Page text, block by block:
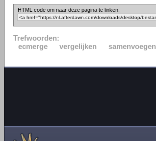
HTML code om naar deze pagina te linken:
Trefwoorden:
ecmerge
vergelijken samenvoegen